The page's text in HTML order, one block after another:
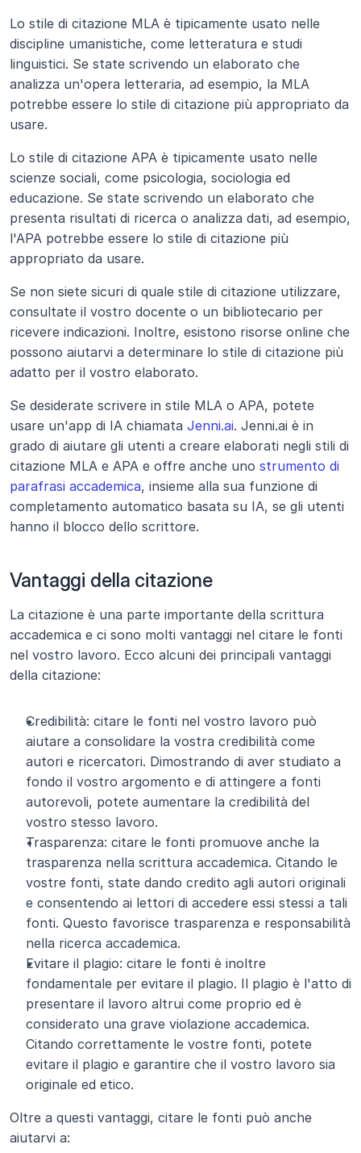
Lo stile di citazione MLA è tipicamente usato nelle
discipline umanistiche, come letteratura e studi
linguistici. Se state scrivendo un elaborato che
analizza un'opera letteraria, ad esempio, la MLA
potrebbe essere lo stile di citazione più appropriato da
usare.
Lo stile di citazione APA è tipicamente usato nelle
scienze sociali, come psicologia, sociologia ed
educazione. Se state scrivendo un elaborato che
presenta risultati di ricerca o analizza dati, ad esempio,
l'APA potrebbe essere lo stile di citazione più
appropriato da usare.
Se non siete sicuri di quale stile di citazione utilizzare,
consultate il vostro docente o un bibliotecario per
ricevere indicazioni. Inoltre, esistono risorse online che
possono aiutarvi a determinare lo stile di citazione più
adatto per il vostro elaborato.
Se desiderate scrivere in stile MLA o APA, potete
usare un'app di IA chiamata Jenni.ai. Jenni.ai è in
grado di aiutare gli utenti a creare elaborati negli stili di
citazione MLA e APA e offre anche uno strumento di
parafrasi accademica, insieme alla sua funzione di
completamento automatico basata su IA, se gli utenti
hanno il blocco dello scrittore.
Vantaggi della citazione
La citazione è una parte importante della scrittura
accademica e ci sono molti vantaggi nel citare le fonti
nel vostro lavoro. Ecco alcuni dei principali vantaggi
della citazione:
Credibilità: citare le fonti nel vostro lavoro può
aiutare a consolidare la vostra credibilità come
autori e ricercatori. Dimostrando di aver studiato a
fondo il vostro argomento e di attingere a fonti
autorevoli, potete aumentare la credibilità del
vostro stesso lavoro.
Trasparenza: citare le fonti promuove anche la
trasparenza nella scrittura accademica. Citando le
vostre fonti, state dando credito agli autori originali
e consentendo ai lettori di accedere essi stessi a tali
fonti. Questo favorisce trasparenza e responsabilità
nella ricerca accademica.
Evitare il plagio: citare le fonti è inoltre
fondamentale per evitare il plagio. Il plagio è l'atto di
presentare il lavoro altrui come proprio ed è
considerato una grave violazione accademica.
Citando correttamente le vostre fonti, potete
evitare il plagio e garantire che il vostro lavoro sia
originale ed etico.
Oltre a questi vantaggi, citare le fonti può anche
aiutarvi a: